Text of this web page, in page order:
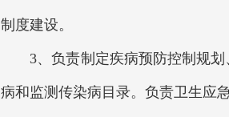
制度建设。
3、负责制定疾病预防控制规划
病和监测传染病目录。负责卫生应